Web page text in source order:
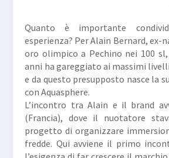
Quanto è importante
esperienza? Per Alain Bernard, ex-
oro olimpico a Pechino nei 100
anni ha gareggiato ai massimi
e da questo presupposto nasce la
con Aquasphere.
L’incontro tra Alain e il brand
(Francia), dove il nuotatore
progetto di organizzare
fredde. Qui avviene il primo